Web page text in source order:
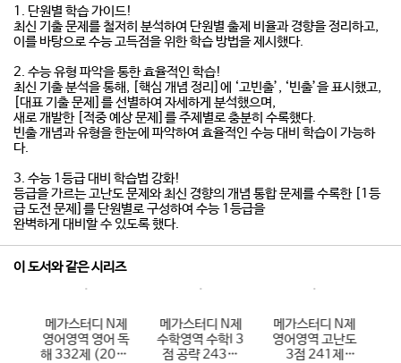
1. 단원별 학습 가이드!
최신 기출 문제를 철저히 분석하여 단원별 출제 비율과 경향을 정리하고,
이를 바탕으로 수능 고득점을 위한 학습 방법을 제시했다.
2. 수능 유형 파악을 통한 효율적인 학습!
최신 기출 분석을 통해, [핵심 개념 정리]에 ‘고빈출’, ‘빈출’을 표시했고,
[대표 기출 문제]를 선별하여 자세하게 분석했으며,
새로 개발한 [적중 예상 문제]를 주제별로 충분히 수록했다.
빈출 개념과 유형을 한눈에 파악하여 효율적인 수능 대비 학습이 가능하
다.
3. 수능 1등급 대비 학습법 강화!
등급을 가르는 고난도 문제와 최신 경향의 개념 통합 문제를 수록한 [1등
급 도전 문제]를 단원별로 구성하여 수능 1등급을
완벽하게 대비할 수 있도록 했다.
이 도서와 같은 시리즈
메가스터디 N제
영어영역 영어 독
해 332제 (2026
메가스터디 N제
수학영역 수학I 3
점 공략 243제
메가스터디 N제
영어영역 고난도
3점 241제